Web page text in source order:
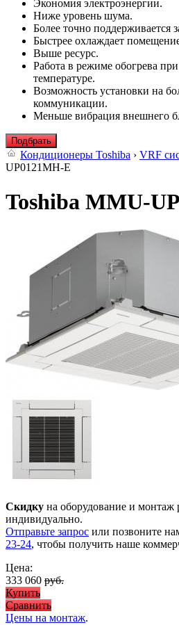
Экономия электроэнергии.
Ниже уровень шума.
Более точно поддерживается
Быстрее охлаждает
Выше ресурс.
Работа в режиме обогрева
температуре.
Возможность установки на
коммуникации.
Меньше вибрация внешнего
Подбрать
Кондиционеры Toshiba › VRF
UP0121MH-E
Toshiba MMU-
Скидку на оборудование и монтаж
индивидуально.
Отправьте запрос или позвоните
23-24, чтобы получить наше
Цена:
333 060 руб.
Купить
Сравнить
Цены на монтаж.